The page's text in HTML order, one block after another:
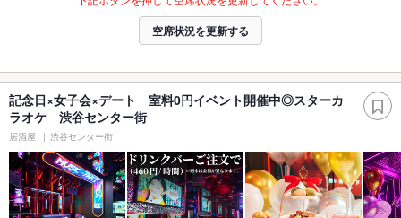
空席状況を更新する
記念日×女子会×デート 室料0円イベント開催中◎スターカ
ラオケ 渋谷センター街
居酒屋 渋谷センター街